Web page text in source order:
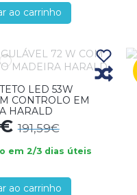
ao carrinho
LED 53W
CONTROLO EM
HARALD
191,59€
em 2/3 dias úteis
ao carrinho